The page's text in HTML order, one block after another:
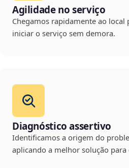
Agilidade no serviço
Chegamos rapidamente ao local
iniciar o serviço sem demora.
Diagnóstico assertivo
Identificamos a origem do
aplicando a melhor solução para